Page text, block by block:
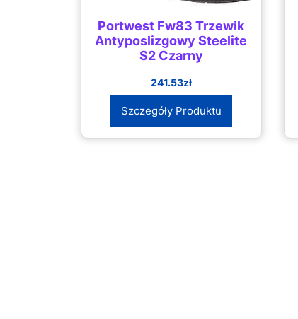
Portwest Fw83 Trzewik
Antyposlizgowy Steelite
S2 Czarny
241.53zł
Szczegóły Produktu